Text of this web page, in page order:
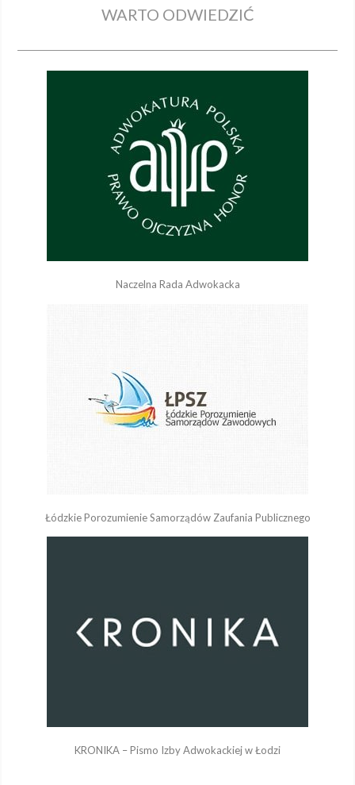
WARTO ODWIEDZIĆ
Naczelna Rada Adwokacka
Łódzkie Porozumienie Samorządów Zaufania Publicznego
KRONIKA – Pismo Izby Adwokackiej w Łodzi